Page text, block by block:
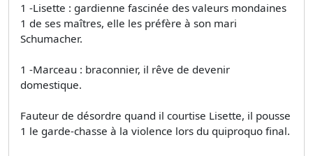
1 -Lisette : gardienne fascinée des valeurs mondaines
1 de ses maîtres, elle les préfère à son mari
Schumacher.
1 -Marceau : braconnier, il rêve de devenir
domestique.
Fauteur de désordre quand il courtise Lisette, il pousse
1 le garde-chasse à la violence lors du quiproquo final.